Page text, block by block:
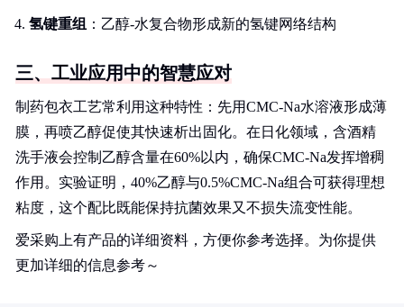
氢键重组 ：乙醇-水复合物形成新的氢键网络结构
三、工业应用中的智慧应对
制药包衣工艺常利用这种特性：先用CMC-Na水溶液形成薄
膜，再喷乙醇促使其快速析出固化。在日化领域，含酒精
洗手液会控制乙醇含量在60%以内，确保CMC-Na发挥增稠
作用。实验证明，40%乙醇与0.5%CMC-Na组合可获得理想
粘度，这个配比既能保持抗菌效果又不损失流变性能。
爱采购上有产品的详细资料，方便你参考选择。为你提供
更加详细的信息参考～